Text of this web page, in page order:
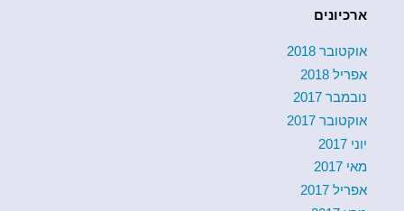
ארכיונים
אוקטובר 2018
אפריל 2018
נובמבר 2017
אוקטובר 2017
יוני 2017
מאי 2017
אפריל 2017